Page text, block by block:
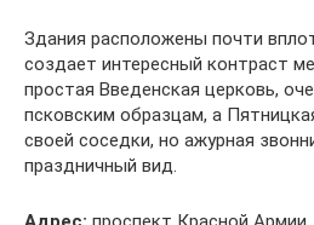
Здания расположены почти
создает интересный контраст
простая Введенская церковь,
псковским образцам, а
своей соседки, но ажурная
праздничный вид.